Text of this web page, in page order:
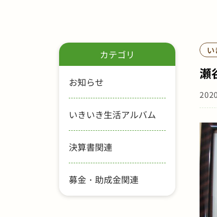
瀬
カテゴリ
お知らせ
いきいき生活アルバム
決算書関連
募金・助成金関連